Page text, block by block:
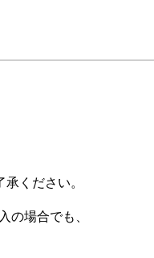
ください。
の場合でも、